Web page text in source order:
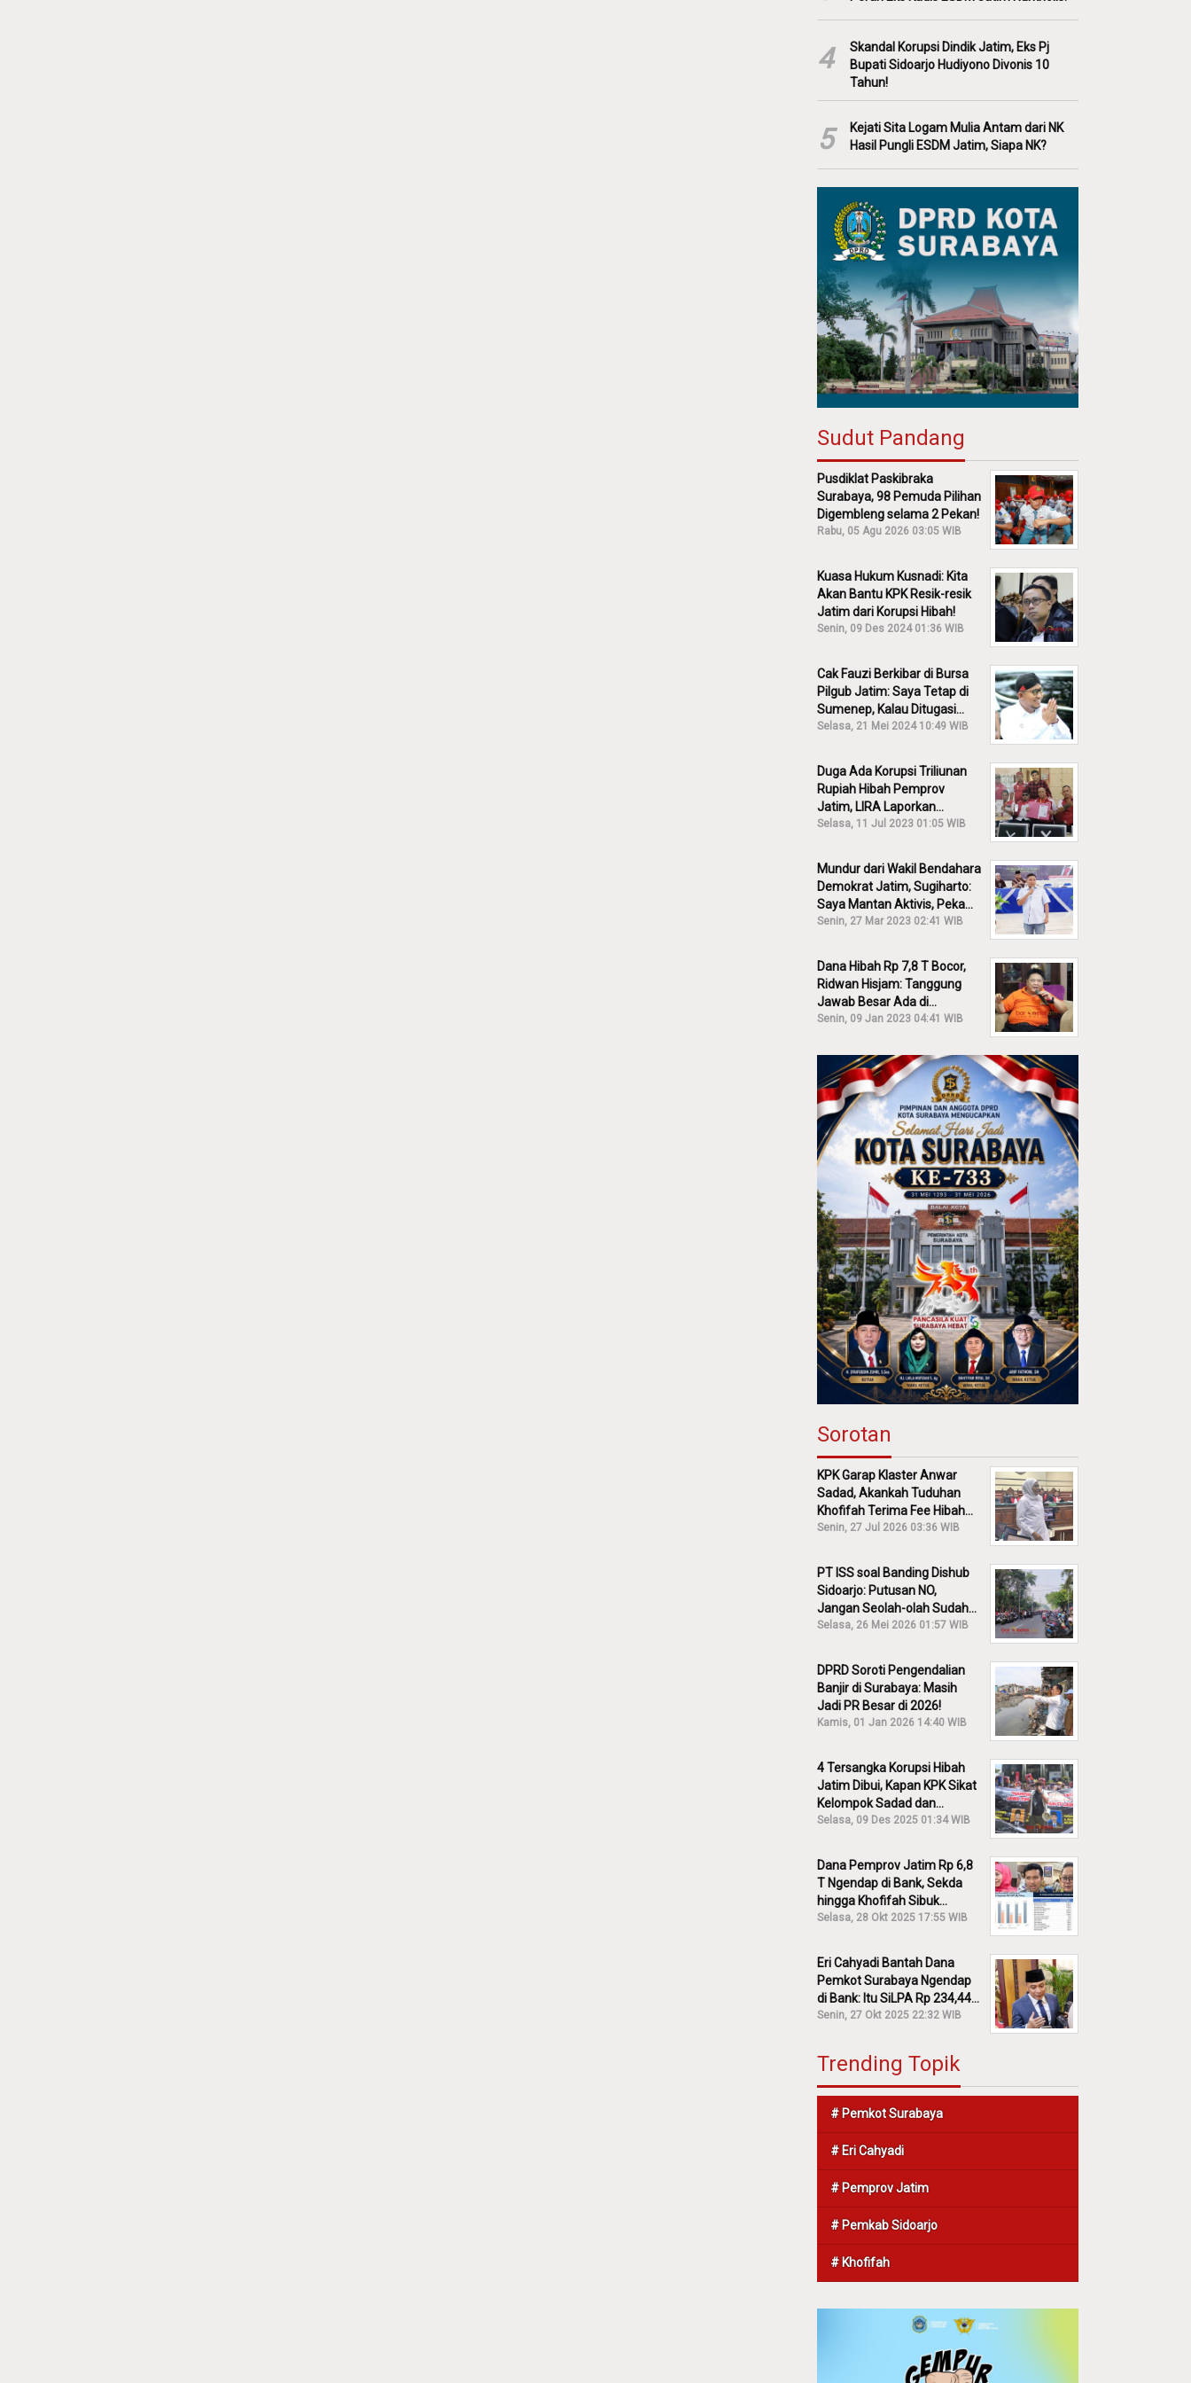
4
Skandal Korupsi Dindik Jatim, Eks Pj
Bupati Sidoarjo Hudiyono Divonis 10
Tahun!
5
Kejati Sita Logam Mulia Antam dari NK
Hasil Pungli ESDM Jatim, Siapa NK?
Sudut Pandang
Pusdiklat Paskibraka
Surabaya, 98 Pemuda Pilihan
Digembleng selama 2 Pekan!
Rabu, 05 Agu 2026 03:05 WIB
Kuasa Hukum Kusnadi: Kita
Akan Bantu KPK Resik-resik
Jatim dari Korupsi Hibah!
Senin, 09 Des 2024 01:36 WIB
Cak Fauzi Berkibar di Bursa
Pilgub Jatim: Saya Tetap di
Sumenep, Kalau Ditugasi
Partai Lain Cerita!
Selasa, 21 Mei 2024 10:49 WIB
Duga Ada Korupsi Triliunan
Rupiah Hibah Pemprov
Jatim, LIRA Laporkan
Khofifah ke KPK: Dia Harus
Selasa, 11 Jul 2023 01:05 WIB
Mundur dari Wakil Bendahara
Demokrat Jatim, Sugiharto:
Saya Mantan Aktivis, Peka
Sekali Kalau Ada yang
Senin, 27 Mar 2023 02:41 WIB
Dana Hibah Rp 7,8 T Bocor,
Ridwan Hisjam: Tanggung
Jawab Besar Ada di
Pemprov, Bukan DPRD Jatim!
Senin, 09 Jan 2023 04:41 WIB
Sorotan
KPK Garap Klaster Anwar
Sadad, Akankah Tuduhan
Khofifah Terima Fee Hibah
30% Diusut?
Senin, 27 Jul 2026 03:36 WIB
PT ISS soal Banding Dishub
Sidoarjo: Putusan NO,
Jangan Seolah-olah Sudah
Menang!
Selasa, 26 Mei 2026 01:57 WIB
DPRD Soroti Pengendalian
Banjir di Surabaya: Masih
Jadi PR Besar di 2026!
Kamis, 01 Jan 2026 14:40 WIB
4 Tersangka Korupsi Hibah
Jatim Dibui, Kapan KPK Sikat
Kelompok Sadad dan
Iskandar?
Selasa, 09 Des 2025 01:34 WIB
Dana Pemprov Jatim Rp 6,8
T Ngendap di Bank, Sekda
hingga Khofifah Sibuk
Membantah!
Selasa, 28 Okt 2025 17:55 WIB
Eri Cahyadi Bantah Dana
Pemkot Surabaya Ngendap
di Bank: Itu SiLPA Rp 234,44
M!
Senin, 27 Okt 2025 22:32 WIB
Trending Topik
# Pemkot Surabaya
# Eri Cahyadi
# Pemprov Jatim
# Pemkab Sidoarjo
# Khofifah